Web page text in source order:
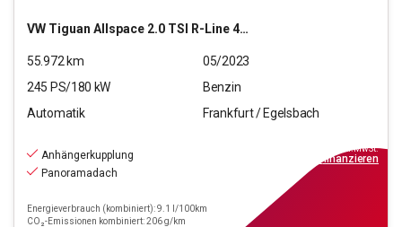
VW Tiguan Allspace 2.0 TSI R-Line 4Motion (EURO 6d)
55.972km
05/2023
245 PS/180 kW
Benzin
Automatik
Frankfurt / Egelsbach
Anhängerkupplung
Panoramadach
Energieverbrauch (kombiniert): 9.1 l/100km
CO₂-Emissionen kombiniert: 206 g/km
inkl.MwSt.
finanzieren